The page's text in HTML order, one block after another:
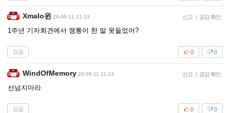
Xmalo윈 26-06-11 11:13 신고 | 공감 확인
1주년 기자회견에서 잼통이 한 말 못들었어?
답글 0
0
WindOfMemory 26-06-11 11:13 신고 | 공감 확인
선넘지마라
답글 0
0